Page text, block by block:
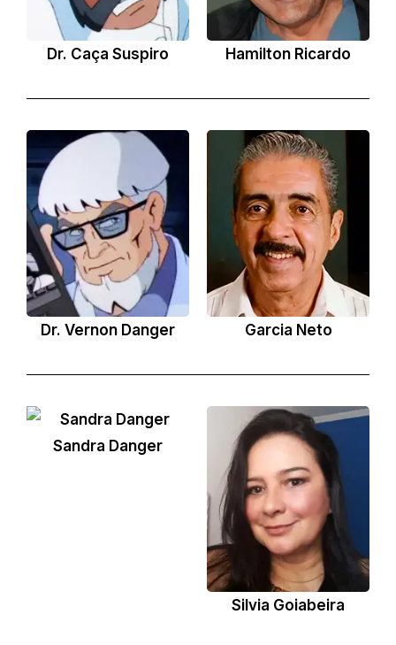
Dr. Caça Suspiro Hamilton Ricardo
Dr. Vernon Danger Garcia Neto
Sandra Danger
Silvia Goiabeira